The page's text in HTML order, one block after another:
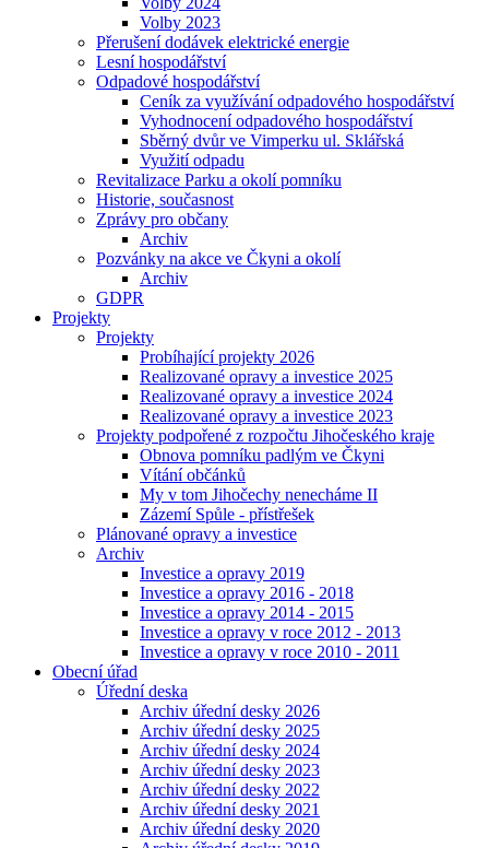
Volby 2023
Přerušení dodávek elektrické energie
Lesní hospodářství
Odpadové hospodářství
Ceník za využívání odpadového hospodářství
Vyhodnocení odpadového hospodářství
Sběrný dvůr ve Vimperku ul. Sklářská
Využití odpadu
Revitalizace Parku a okolí pomníku
Historie, současnost
Zprávy pro občany
Archiv
Pozvánky na akce ve Čkyni a okolí
Archiv
GDPR
Projekty
Projekty
Probíhající projekty 2026
Realizované opravy a investice 2025
Realizované opravy a investice 2024
Realizované opravy a investice 2023
Projekty podpořené z rozpočtu Jihočeského kraje
Obnova pomníku padlým ve Čkyni
Vítání občánků
My v tom Jihočechy nenecháme II
Zázemí Spůle - přístřešek
Plánované opravy a investice
Archiv
Investice a opravy 2019
Investice a opravy 2016 - 2018
Investice a opravy 2014 - 2015
Investice a opravy v roce 2012 - 2013
Investice a opravy v roce 2010 - 2011
Obecní úřad
Úřední deska
Archiv úřední desky 2026
Archiv úřední desky 2025
Archiv úřední desky 2024
Archiv úřední desky 2023
Archiv úřední desky 2022
Archiv úřední desky 2021
Archiv úřední desky 2020